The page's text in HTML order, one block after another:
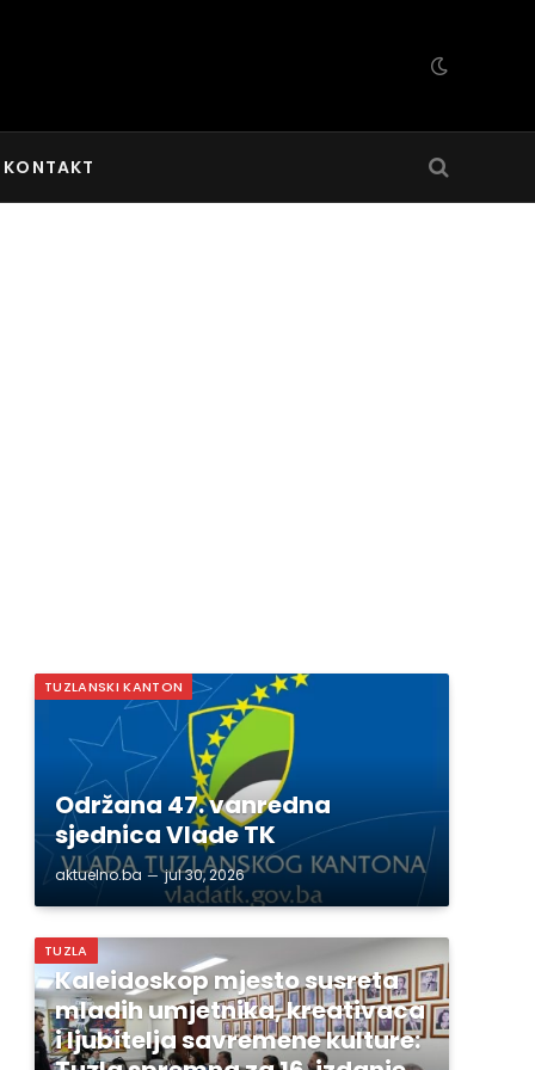
KONTAKT
TUZLANSKI KANTON
Održana 47. vanredna
sjednica Vlade TK
aktuelno.ba jul 30, 2026
TUZLA
Kaleidoskop mjesto susreta
mladih umjetnika, kreativaca
i ljubitelja savremene kulture: